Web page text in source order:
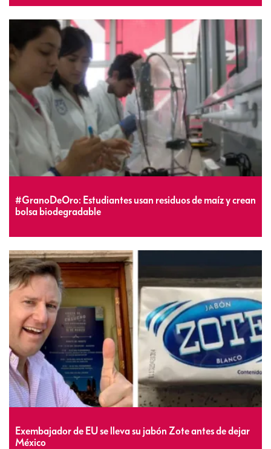
#GranoDeOro: Estudiantes usan residuos de maíz y crean
bolsa biodegradable
Exembajador de EU se lleva su jabón Zote antes de dejar
México